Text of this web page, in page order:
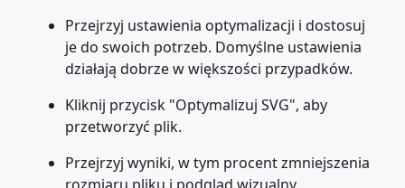
Przejrzyj ustawienia optymalizacji i dostosuj
je do swoich potrzeb. Domyślne ustawienia
działają dobrze w większości przypadków.
Kliknij przycisk "Optymalizuj SVG", aby
przetworzyć plik.
Przejrzyj wyniki, w tym procent zmniejszenia